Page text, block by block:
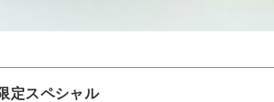
定スペシャル